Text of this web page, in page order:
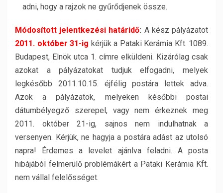
adni, hogy a rajzok ne gyűrődjenek össze.
Módosított jelentkezési határidő: A kész pályázatot
2011. október 31-ig kérjük a Pataki Kerámia Kft. 1089.
Budapest, Elnök utca 1. címre elküldeni. Kizárólag csak
azokat a pályázatokat tudjuk elfogadni, melyek
legkésőbb 2011.10.15. éjfélig postára lettek adva.
Azok a pályázatok, melyeken későbbi postai
dátumbélyegző szerepel, vagy nem érkeznek meg
2011. október 21-ig, sajnos nem indulhatnak a
versenyen. Kérjük, ne hagyja a postára adást az utolsó
napra! Érdemes a levelet ajánlva feladni. A posta
hibájából felmerülő problémákért a Pataki Kerámia Kft.
nem vállal felelősséget.